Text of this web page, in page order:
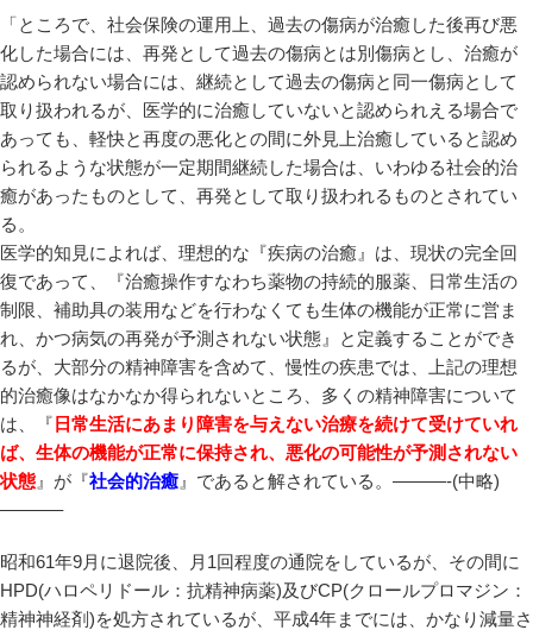
「ところで、社会保険の運用上、過去の傷病が治癒した後再び悪
化した場合には、再発として過去の傷病とは別傷病とし、治癒が
認められない場合には、継続として過去の傷病と同一傷病として
取り扱われるが、医学的に治癒していないと認められえる場合で
あっても、軽快と再度の悪化との間に外見上治癒していると認め
られるような状態が一定期間継続した場合は、いわゆる社会的治
癒があったものとして、再発として取り扱われるものとされてい
る。
医学的知見によれば、理想的な『疾病の治癒』は、現状の完全回
復であって、『治癒操作すなわち薬物の持続的服薬、日常生活の
制限、補助具の装用などを行わなくても生体の機能が正常に営ま
れ、かつ病気の再発が予測されない状態』と定義することができ
るが、大部分の精神障害を含めて、慢性の疾患では、上記の理想
的治癒像はなかなか得られないところ、多くの精神障害について
は、『 日常生活にあまり障害を与えない治療を続けて受けていれ
ば、生体の機能が正常に保持され、悪化の可能性が予測されない
状態 』が『社会的治癒 』であると解されている。———-(中略)
———–
昭和61年9月に退院後、月1回程度の通院をしているが、その間に
HPD(ハロペリドール：抗精神病薬)及びCP(クロールプロマジン：
精神神経剤)を処方されているが、平成4年までには、かなり減量さ